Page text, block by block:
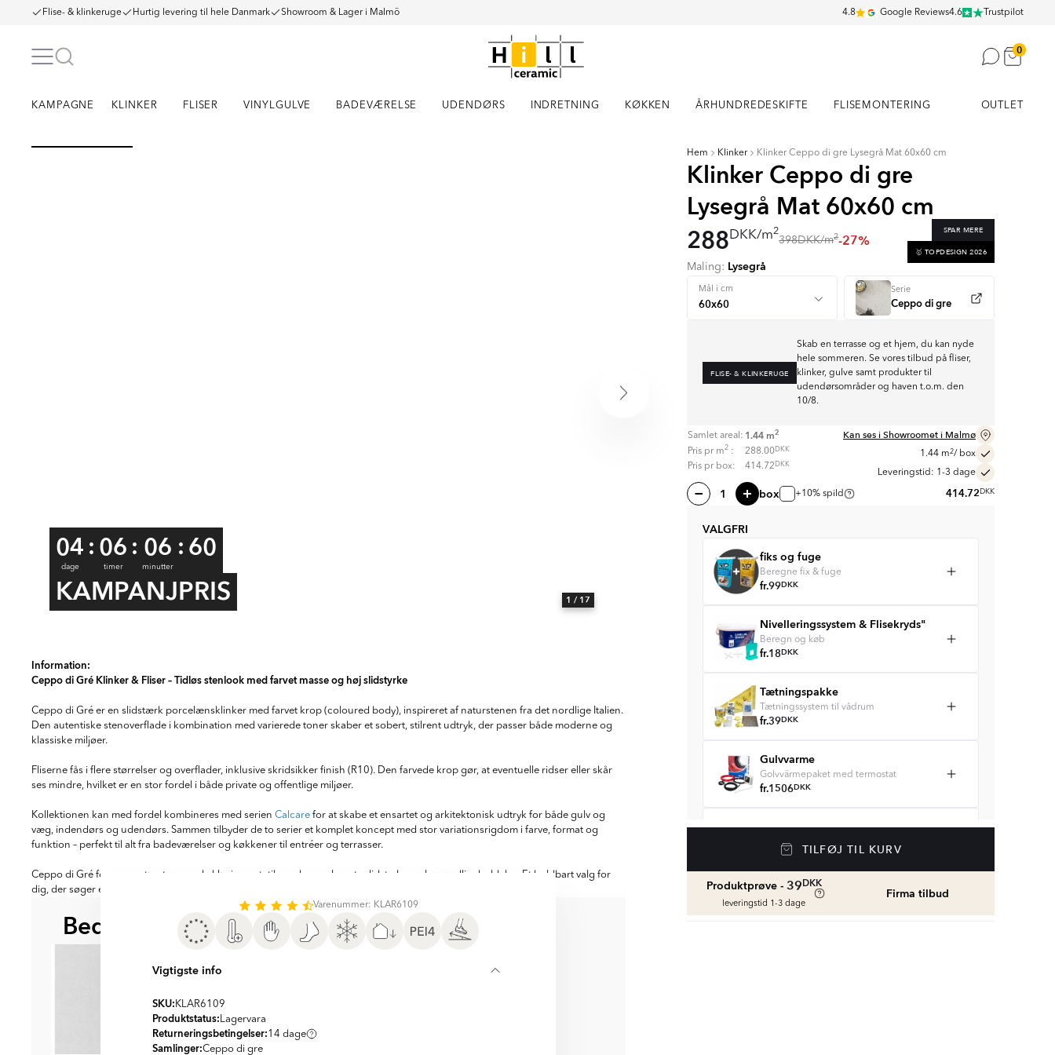
Flise- & klinkeruge Hurtig levering til hele Danmark Showroom & Lager i Malmö 4.8 Google Reviews4.6 Trustpilot
0
KAMPAGNE KLINKER FLISER VINYLGULVE BADEVÆRELSE UDENDØRS INDRETNING KØKKEN ÅRHUNDREDESKIFTE FLISEMONTERING OUTLET
04
dage
:06
timer
: 06
minutter
:59
KAMPANJPRIS
of
1 / 17
Hem Klinker Klinker Ceppo di gre Lysegrå Mat 60x60 cm
Klinker Ceppo di gre
Lysegrå Mat 60x60 cm
288DKK/m2
398DKK/m2-27%
SPAR MERE
🥇 TOPDESIGN 2026
Maling: Lysegrå
Mål i cm Serie
Ceppo di gre
FLISE- & KLINKERUGE
Skab en terrasse og et hjem, du kan nyde
hele sommeren. Se vores tilbud på fliser,
klinker, gulve samt produkter til
udendørsområder og haven t.o.m. den
10/8.
Samlet areal: 1.44 m2
Pris pr m2 : 288.00DKK
Pris pr box: 414.72 DKK
Kan ses i Showroomet i Malmø
1.44 m2/ box
Leveringstid: 1-3 dage
box +10% spild 414.72 DKK
VALGFRI
fiks og fuge
Beregne fix & fuge
fr.99DKK
Nivelleringssystem & Flisekryds"
Beregn og køb
fr.18DKK
Tætningspakke
Tætningssystem til vådrum
fr.39DKK
Gulvvarme
Golvvärmepaket med termostat
fr.1506DKK
Vådrumssilikone
Se farver og beregn den rette mængde
vådrumssilikone
fr.79
Rengøring & Vedligeholdelse
TILFØJ TIL KURV
Produktprøve - 39DKK
leveringstid 1-3 dage
Firma tilbud
Information:
Ceppo di Gré Klinker & Fliser – Tidløs stenlook med farvet masse og høj slidstyrke
Ceppo di Gré er en slidstærk porcelænsklinker med farvet krop (coloured body), inspireret af naturstenen fra det nordlige Italien.
Den autentiske stenoverflade i kombination med varierede toner skaber et sobert, stilrent udtryk, der passer både moderne og
klassiske miljøer.
Fliserne fås i flere størrelser og overflader, inklusive skridsikker finish (R10). Den farvede krop gør, at eventuelle ridser eller skår
ses mindre, hvilket er en stor fordel i både private og offentlige miljøer.
Kollektionen kan med fordel kombineres med serien Calcare for at skabe et ensartet og arkitektonisk udtryk for både gulv og
væg, indendørs og udendørs. Sammen tilbyder de to serier et komplet koncept med stor variationsrigdom i farve, format og
funktion – perfekt til alt fra badeværelser og køkkener til entréer og terrasser.
Ceppo di Gré forener naturstenens eksklusive æstetik med porcelænets slidstyrke og lave vedligeholdelse. Et holdbart valg for
dig, der søger elegance, funktion og lang levetid.
Bedre sammen BEDST AT KOMBINERE MED
Varenummer: KLAR6109
Vigtigste info
SKU: KLAR6109
Produktstatus: Lagervara
Returneringsbetingelser:14 dage
Samlinger:Ceppo di gre